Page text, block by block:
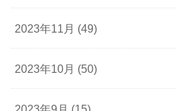
2023年11月 (49)
2023年10月 (50)